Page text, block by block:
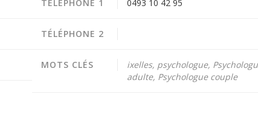
TÉLÉPHONE 1 0493 10 42 95
TÉLÉPHONE 2
MOTS CLÉS
ixelles, psychologue,
adulte, Psychologue couple